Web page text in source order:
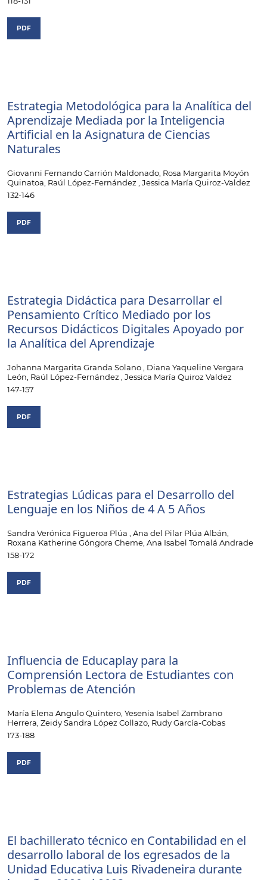
PDF
Estrategia Metodológica para la Analítica del
Aprendizaje Mediada por la Inteligencia
Artificial en la Asignatura de Ciencias
Naturales
Giovanni Fernando Carrión Maldonado, Rosa Margarita Moyón
Quinatoa, Raúl López-Fernández , Jessica María Quiroz-Valdez
132-146
PDF
Estrategia Didáctica para Desarrollar el
Pensamiento Crítico Mediado por los
Recursos Didácticos Digitales Apoyado por
la Analítica del Aprendizaje
Johanna Margarita Granda Solano , Diana Yaqueline Vergara
León, Raúl López-Fernández , Jessica María Quiroz Valdez
147-157
PDF
Estrategias Lúdicas para el Desarrollo del
Lenguaje en los Niños de 4 A 5 Años
Sandra Verónica Figueroa Plúa , Ana del Pilar Plúa Albán,
Roxana Katherine Góngora Cheme, Ana Isabel Tomalá Andrade
158-172
PDF
Influencia de Educaplay para la
Comprensión Lectora de Estudiantes con
Problemas de Atención
María Elena Angulo Quintero, Yesenia Isabel Zambrano
Herrera, Zeidy Sandra López Collazo, Rudy García-Cobas
173-188
PDF
El bachillerato técnico en Contabilidad en el
desarrollo laboral de los egresados de la
Unidad Educativa Luis Rivadeneira durante